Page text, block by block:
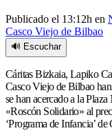
Publicado el 13:12h en
Casco Viejo de Bilbao
🔊 Escuchar
Cáritas Bizkaia, Lapiko
Casco Viejo de Bilbao
se han acercado a la
«Roscón Solidario» al
‘Programa de Infancia’